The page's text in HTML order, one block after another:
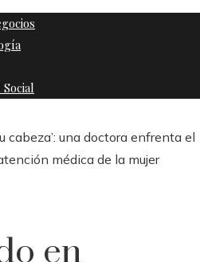
cabeza’: una doctora enfrenta el
médica de la mujer
en